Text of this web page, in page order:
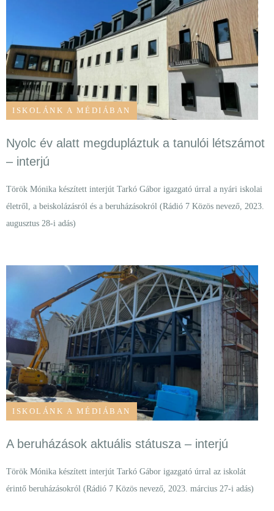
ISKOLÁNK A MÉDIÁBAN
Nyolc év alatt megdupláztuk a tanulói létszámot
– interjú
Török Mónika készített interjút Tarkó Gábor igazgató úrral a nyári iskolai
életről, a beiskolázásról és a beruházásokról (Rádió 7 Közös nevező, 2023.
augusztus 28-i adás)
ISKOLÁNK A MÉDIÁBAN
A beruházások aktuális státusza – interjú
Török Mónika készített interjút Tarkó Gábor igazgató úrral az iskolát
érintő beruházásokról (Rádió 7 Közös nevező, 2023. március 27-i adás)